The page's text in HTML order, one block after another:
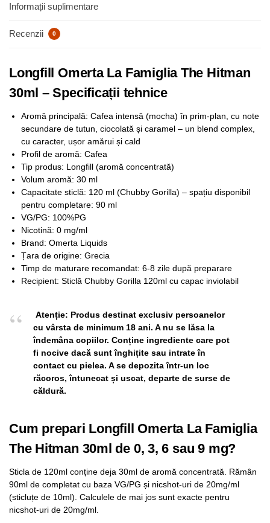
Informații suplimentare
Recenzii 0
Longfill Omerta La Famiglia The Hitman
30ml – Specificații tehnice
Aromă principală: Cafea intensă (mocha) în prim-plan, cu note
secundare de tutun, ciocolată și caramel – un blend complex,
cu caracter, ușor amărui și cald
Profil de aromă: Cafea
Tip produs: Longfill (aromă concentrată)
Volum aromă: 30 ml
Capacitate sticlă: 120 ml (Chubby Gorilla) – spațiu disponibil
pentru completare: 90 ml
VG/PG: 100%PG
Nicotină: 0 mg/ml
Brand: Omerta Liquids
Țara de origine: Grecia
Timp de maturare recomandat: 6-8 zile după preparare
Recipient: Sticlă Chubby Gorilla 120ml cu capac inviolabil
Atenție: Produs destinat exclusiv persoanelor
cu vârsta de minimum 18 ani. A nu se lăsa la
îndemâna copiilor. Conține ingrediente care pot
fi nocive dacă sunt înghițite sau intrate în
contact cu pielea. A se depozita într-un loc
răcoros, întunecat și uscat, departe de surse de
căldură.
Cum prepari Longfill Omerta La Famiglia
The Hitman 30ml de 0, 3, 6 sau 9 mg?
Sticla de 120ml conține deja 30ml de aromă concentrată. Rămân
90ml de completat cu baza VG/PG și nicshot-uri de 20mg/ml
(sticluțe de 10ml). Calculele de mai jos sunt exacte pentru
nicshot-uri de 20mg/ml.